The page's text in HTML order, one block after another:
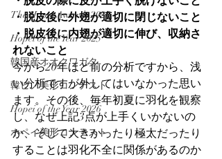
The Hopei Awards 2024
Hopei of the Year 2025
韓国産オオクワガタ
韓ビノ美形コンテスト
Hopei of the Year 2026
ホペイ美形コンテスト
・脱皮後に外翅が適切に閉じないこと
・脱皮後に内翅が適切に伸び、収納さ
れないこと
今から20年ほど前の分析ですから、浅
い分析ですが外してはいなかった思い
ます。その後、毎年初夏に羽化を観察
し、なぜ上記3点が上手くいかないの
か、そして大きかったり極太だったり
することは羽化不全に関係があるのか